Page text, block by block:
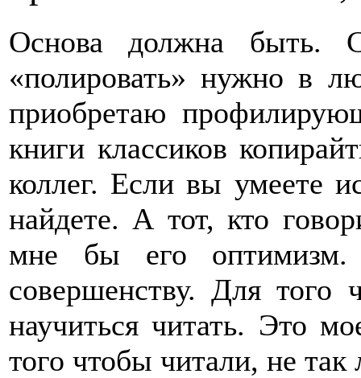
Основа должна
«полировать» нужно в
приобретаю
книги классиков
коллег. Если вы умеете
найдете. А тот, кто
мне бы его
совершенству. Для того
научиться читать. Это
того чтобы читали, не так